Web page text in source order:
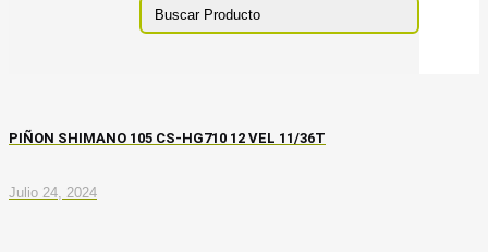
PIÑON SHIMANO 105 CS-HG710 12 VEL 11/36T
Julio 24, 2024